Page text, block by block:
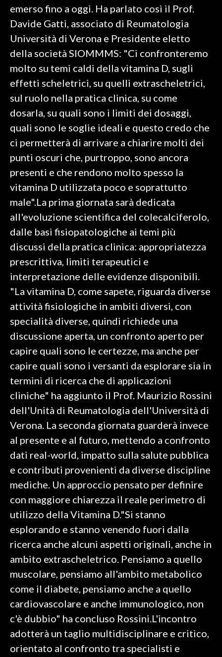
CULTURA
GOSSIP
SALUTE
SARDEGNA TURISMO
SARDI NEL MONDO
NOTIZIE
EVENTI
3 MINUTI CON
INSULARITÀ
INFO AZIENDE
ABBONATI
ANNUNCI
SPIAGGE
emerso fino a oggi. Ha parlato così il Prof.
Davide Gatti, associato di Reumatologia
Università di Verona e Presidente eletto
della società SIOMMMS: "Ci confronteremo
molto su temi caldi della vitamina D, sugli
effetti scheletrici, su quelli extrascheletrici,
sul ruolo nella pratica clinica, su come
dosarla, su quali sono i limiti dei dosaggi,
quali sono le soglie ideali e questo credo che
ci permetterà di arrivare a chiarire molti dei
punti oscuri che, purtroppo, sono ancora
presenti e che rendono molto spesso la
vitamina D utilizzata poco e soprattutto
male".La prima giornata sarà dedicata
all'evoluzione scientifica del colecalciferolo,
dalle basi fisiopatologiche ai temi più
discussi della pratica clinica: appropriatezza
prescrittiva, limiti terapeutici e
interpretazione delle evidenze disponibili.
"La vitamina D, come sapete, riguarda diverse
attività fisiologiche in ambiti diversi, con
specialità diverse, quindi richiede una
discussione aperta, un confronto aperto per
capire quali sono le certezze, ma anche per
capire quali sono i versanti da esplorare sia in
termini di ricerca che di applicazioni
cliniche" ha aggiunto il Prof. Maurizio Rossini
dell'Unità di Reumatologia dell'Università di
Verona. La seconda giornata guarderà invece
al presente e al futuro, mettendo a confronto
dati real-world, impatto sulla salute pubblica
e contributi provenienti da diverse discipline
mediche. Un approccio pensato per definire
con maggiore chiarezza il reale perimetro di
utilizzo della Vitamina D."Si stanno
esplorando e stanno venendo fuori dalla
ricerca anche alcuni aspetti originali, anche in
ambito extrascheletrico. Pensiamo a quello
muscolare, pensiamo all'ambito metabolico
come il diabete, pensiamo anche a quello
cardiovascolare e anche immunologico, non
c'è dubbio" ha concluso Rossini.L'incontro
adotterà un taglio multidisciplinare e critico,
orientato al confronto tra specialisti e